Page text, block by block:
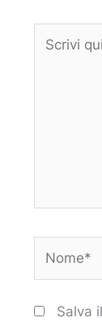
qui..
Salva